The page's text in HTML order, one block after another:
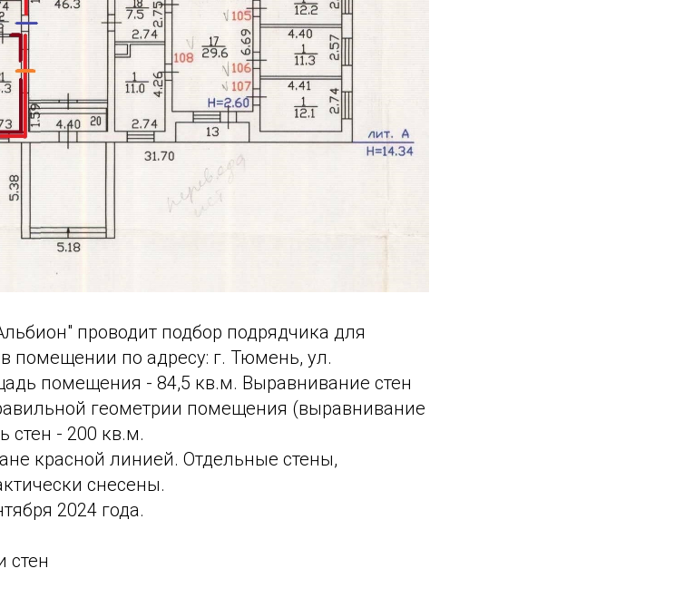
проводит подбор подрядчика для
помещении по адресу: г. Тюмень, ул.
помещения - 84,5 кв.м. Выравнивание стен
геометрии помещения (выравнивание
стен - 200 кв.м.
красной линией. Отдельные стены,
снесены.
2024 года.
стен